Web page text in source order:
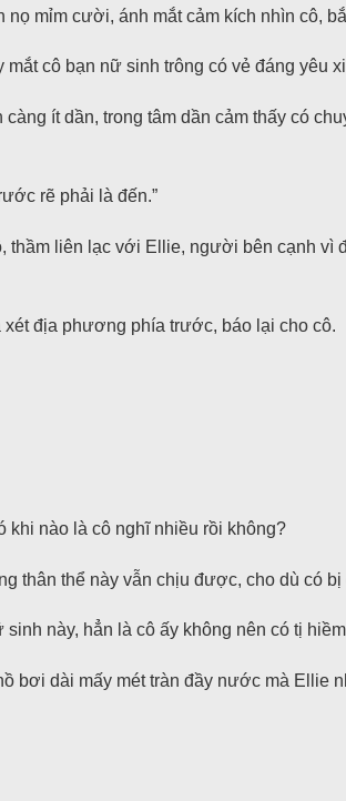
mỉm cười, ánh mắt cảm kích nhìn cô,
cô bạn nữ sinh trông có vẻ đáng yêu
ít dần, trong tâm dần cảm thấy có
rẽ phải là đến.”
liên lạc với Ellie, người bên cạnh vì
xét địa phương phía trước, báo lại cho cô.
khi nào là cô nghĩ nhiều rồi không?
thân thể này vẫn chịu được, cho dù có
này, hẳn là cô ấy không nên có tị
bơi dài mấy mét tràn đầy nước mà Ellie